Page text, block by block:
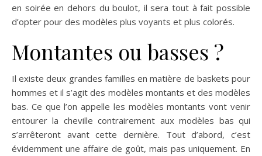
en soirée en dehors du boulot, il sera tout à fait possible
d’opter pour des modèles plus voyants et plus colorés.
Montantes ou basses ?
Il existe deux grandes familles en matière de baskets pour
hommes et il s’agit des modèles montants et des modèles
bas. Ce que l’on appelle les modèles montants vont venir
entourer la cheville contrairement aux modèles bas qui
s’arrêteront avant cette dernière. Tout d’abord, c’est
évidemment une affaire de goût, mais pas uniquement. En